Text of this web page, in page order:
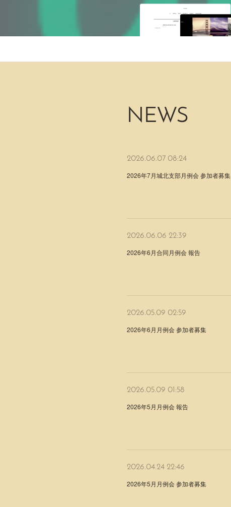
NEWS
2026.06.07 08:24
2026年7月城北支部月例会 参加者募集
2026.06.06 22:39
2026年6月合同月例会 報告
2026.05.09 02:59
2026年6月月例会 参加者募集
2026.05.09 01:58
2026年5月月例会 報告
2026.04.24 22:46
2026年5月月例会 参加者募集